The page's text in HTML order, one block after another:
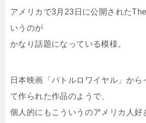
アメリカで3月23日に公開された
いうのが
かなり話題になっている模様。
日本映画「バトルロワイヤル」から
て作られた作品のようで、
個人的にもこういうのアメリカ人好